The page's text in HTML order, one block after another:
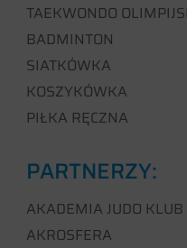
TAEKWONDO
BADMINTON
SIATKÓWKA
KOSZYKÓWKA
PIŁKA RĘCZNA
PARTNERZY:
AKADEMIA JUDO KLUB
AKROSFERA